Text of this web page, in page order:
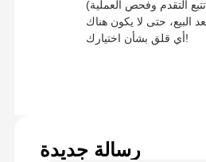
التقدم وفحص العملية)
البيع، حتى لا يكون هناك
أي قلق بشأن اختيارك!
رسالة جديدة